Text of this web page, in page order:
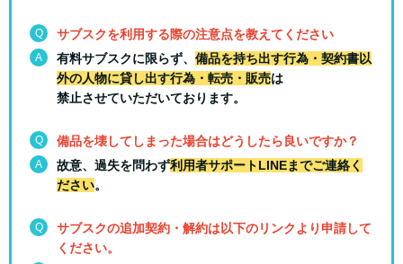
Q サブスクを利用する際の注意点を教えてください
A 有料サブスクに限らず、 備品を持ち出す行為・契約書以
外の人物に貸し出す行為・転売・販売は
禁止させていただいております。
Q 備品を壊してしまった場合はどうしたら良いですか？
A 故意、過失を問わず利用者サポートLINEまでご連絡く
ださい。
Q
サブスクの追加契約・解約は以下のリンクより申請して
ください。